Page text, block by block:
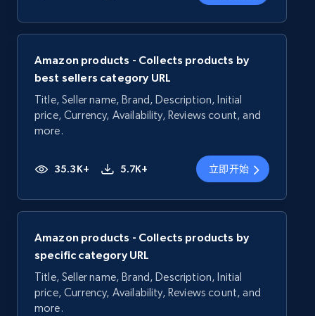
Amazon products - Collects products by
best sellers category URL
Title, Seller name, Brand, Description, Initial
price, Currency, Availability, Reviews count, and
more.
35.3K+ 5.7K+ 立即开始
Amazon products - Collects products by
specific category URL
Title, Seller name, Brand, Description, Initial
price, Currency, Availability, Reviews count, and
more.